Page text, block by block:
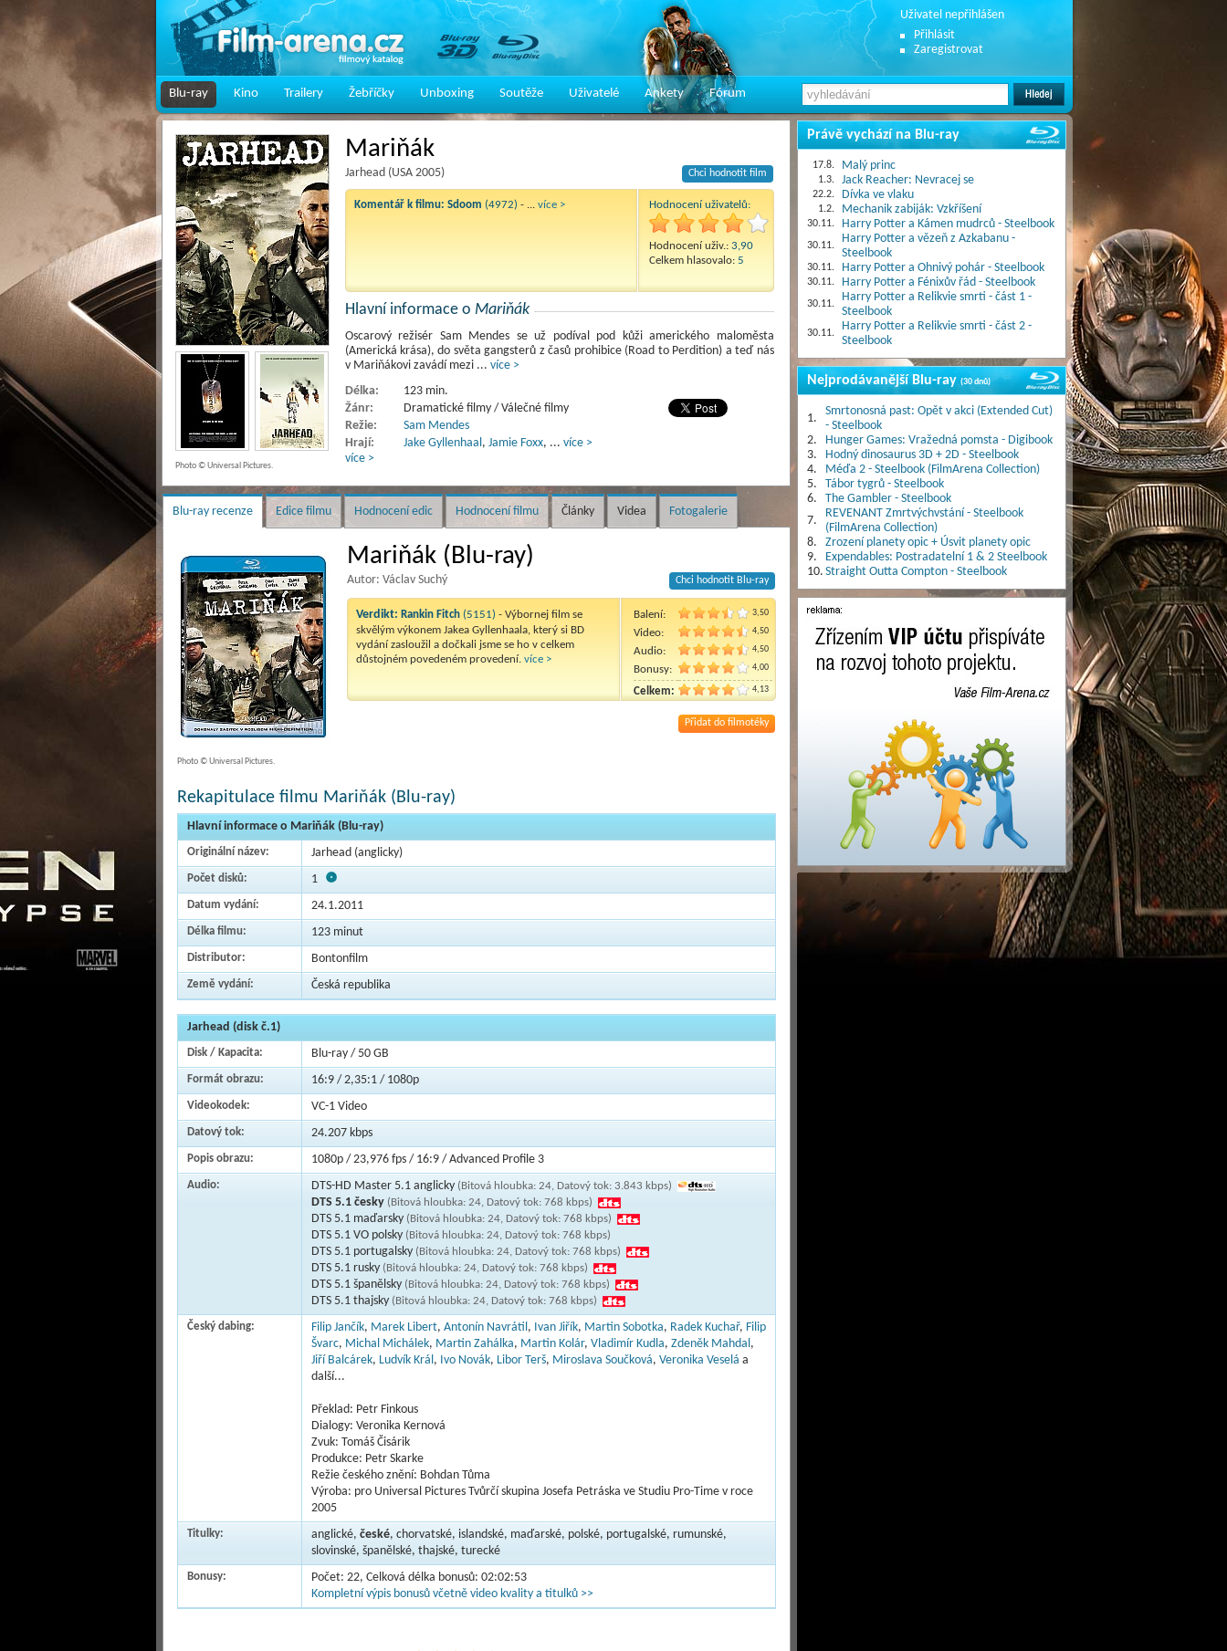
Uživatel nepřihlášen
Přihlásit
Zaregistrovat
Blu-ray Kino Trailery Žebříčky Unboxing Soutěže Uživatelé Ankety Fórum
Mariňák
Jarhead (USA 2005) Chci hodnotit film
Komentář k filmu: Sdoom (4972) - ... více > Hodnocení uživatelů:
Hodnocení uživ.: 3,90
Celkem hlasovalo: 5
Hlavní informace o Mariňák
Oscarový režisér Sam Mendes se už podíval pod kůži amerického maloměsta
(Americká krása), do světa gangsterů z časů prohibice (Road to Perdition) a teď nás
v Mariňákovi zavádí mezi ... více >
Délka:
123 min.
Žánr:
Dramatické filmy / Válečné filmy
Režie:
Sam Mendes
Hrají:
Jake Gyllenhaal , Jamie Foxx, ... více >
více >
Photo © Universal Pictures.
Blu-ray recenze Edice filmu Hodnocení edic Hodnocení filmu Články Videa Fotogalerie
Mariňák (Blu-ray)
Autor: Václav Suchý Chci hodnotit Blu-ray
Verdikt: Rankin Fitch (5151) - Výbornej film se
skvělým výkonem Jakea Gyllenhaala, který si BD
vydání zasloužil a dočkali jsme se ho v celkem
důstojném povedeném provedení. více >
Balení: 3,50
Video: 4,50
Audio: 4,50
Bonusy: 4,00
Celkem: 4,13
Přidat do filmotéky
Photo © Universal Pictures.
Rekapitulace filmu Mariňák (Blu-ray)
Hlavní informace o Mariňák (Blu-ray)
Originální název: Jarhead (anglicky)
Počet disků: 1
Datum vydání: 24.1.2011
Délka filmu: 123 minut
Distributor: Bontonfilm
Země vydání: Česká republika
Jarhead (disk č.1)
Disk / Kapacita: Blu-ray / 50 GB
Formát obrazu: 16:9 / 2,35:1 / 1080p
Videokodek: VC-1 Video
Datový tok: 24.207 kbps
Popis obrazu: 1080p / 23,976 fps / 16:9 / Advanced Profile 3
Audio: DTS-HD Master 5.1 anglicky (Bitová hloubka: 24, Datový tok: 3.843 kbps)
DTS 5.1 česky (Bitová hloubka: 24, Datový tok: 768 kbps)
DTS 5.1 maďarsky (Bitová hloubka: 24, Datový tok: 768 kbps)
DTS 5.1 VO polsky (Bitová hloubka: 24, Datový tok: 768 kbps)
DTS 5.1 portugalsky (Bitová hloubka: 24, Datový tok: 768 kbps)
DTS 5.1 rusky (Bitová hloubka: 24, Datový tok: 768 kbps)
DTS 5.1 španělsky (Bitová hloubka: 24, Datový tok: 768 kbps)
DTS 5.1 thajsky (Bitová hloubka: 24, Datový tok: 768 kbps)
Český dabing: Filip Jančík, Marek Libert, Antonín Navrátil, Ivan Jiřík, Martin Sobotka, Radek Kuchař, Filip
Švarc, Michal Michálek, Martin Zahálka, Martin Kolár, Vladimír Kudla, Zdeněk Mahdal,
Jiří Balcárek, Ludvík Král, Ivo Novák, Libor Terš, Miroslava Součková, Veronika Veselá a
další...
Překlad: Petr Finkous
Dialogy: Veronika Kernová
Zvuk: Tomáš Čisárik
Produkce: Petr Skarke
Režie českého znění: Bohdan Tůma
Výroba: pro Universal Pictures Tvůrčí skupina Josefa Petráska ve Studiu Pro-Time v roce
2005
Titulky: anglické, české, chorvatské, islandské, maďarské, polské, portugalské, rumunské,
slovinské, španělské, thajské, turecké
Bonusy:
Počet: 22, Celková délka bonusů: 02:02:53
Kompletní výpis bonusů včetně video kvality a titulků >>
Právě vychází na Blu-ray
17.8. Malý princ
1.3. Jack Reacher: Nevracej se
22.2. Dívka ve vlaku
1.2. Mechanik zabiják: Vzkříšení
30.11. Harry Potter a Kámen mudrců - Steelbook
30.11.
Harry Potter a vězeň z Azkabanu -
Steelbook
30.11. Harry Potter a Ohnivý pohár - Steelbook
30.11. Harry Potter a Fénixův řád - Steelbook
30.11.
Harry Potter a Relikvie smrti - část 1 -
Steelbook
30.11.
Harry Potter a Relikvie smrti - část 2 -
Steelbook
Nejprodávanější Blu-ray(30 dnů)
1.
Smrtonosná past: Opět v akci (Extended Cut)
- Steelbook
2.
Hunger Games: Vražedná pomsta - Digibook
3.
Hodný dinosaurus 3D + 2D - Steelbook
4.
Méďa 2 - Steelbook (FilmArena Collection)
5.
Tábor tygrů - Steelbook
6.
The Gambler - Steelbook
7.
REVENANT Zmrtvýchvstání - Steelbook
(FilmArena Collection)
8.
Zrození planety opic + Úsvit planety opic
9.
Expendables: Postradatelní 1 & 2 Steelbook
10. Straight Outta Compton - Steelbook